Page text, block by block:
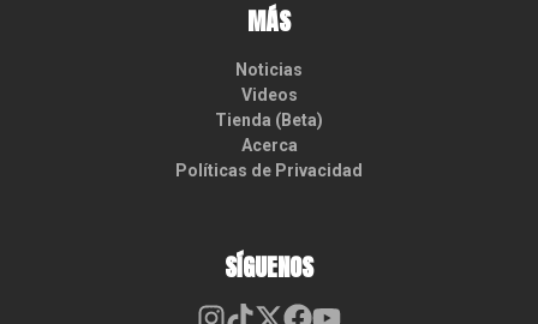
MÁS
Noticias
Videos
Tienda (Beta)
Acerca
Políticas de Privacidad
SÍGUENOS